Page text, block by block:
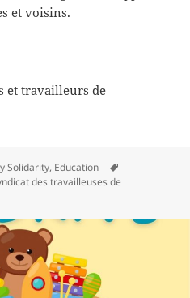
et voisins.
et travailleurs de
Solidarity, Education
des travailleuses de